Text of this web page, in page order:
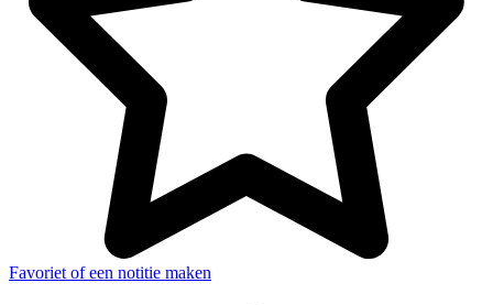
Favoriet of een notitie maken